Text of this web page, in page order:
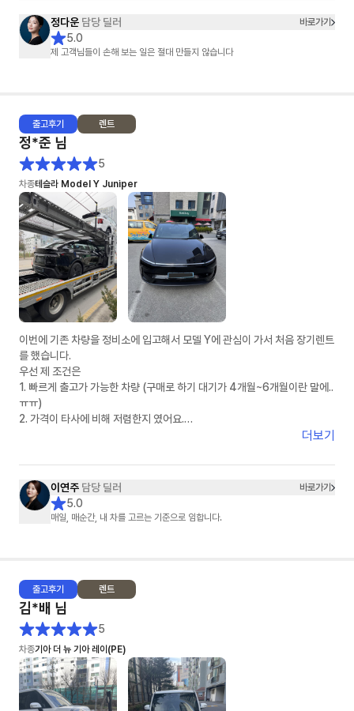
는 점이 분명하게 느껴졌고, 덕분에 만족스러운 선택을 할 수 있었습니다. 첫
장기렌트이자 첫 차 구매였는데 매우 좋은 경험이었고, 만족스러웠기 때문에
지인도 소개하여 출고하셨습니다.
정다운 담당 딜러 바로가기
5.0
제 고객님들이 손해 보는 일은 절대 만들지 않습니다
출고후기 렌트
정*준 님
5
차종테슬라 Model Y Juniper
이번에 기존 차량을 정비소에 입고해서 모델 Y에 관심이 가서 처음 장기렌트
를 했습니다.
우선 제 조건은
1. 빠르게 출고가 가능한 차량 (구매로 하기 대기가 4개월~6개월이란 말에..
ㅠㅠ)
2. 가격이 타사에 비해 저렴한지 였어요.
정말 운 좋게 차살때에 이연주 매니저님과 연결 되었고, 타사는 봇(bot) 계
정으로 응대 하는거 같았습니다.
1. 상품에 대한 설명: ★★★★★
2. 문의에 대한 회신 속도: ★★★★★
- 타사는 오전에 문의를 드리면 오후 3~4시쯤 답변이 오거나 오후 6시 이후
에 답변와서 또 답변하면 지금은 영업시간이 아닙니다... 이런 멘트가 나왔었
어요. (봇 응대)
- 차살때는 전혀 그런것 없이 친절하게 설명해주시고 오히려 제가 답변을 늦
게 드린적이 있었네요
3. 차량 출고: ★★★★★
더보기
이연주 담당 딜러 바로가기
5.0
매일, 매순간, 내 차를 고르는 기준으로 임합니다.
출고후기 렌트
김*배 님
5
차종기아 더 뉴 기아 레이(PE)